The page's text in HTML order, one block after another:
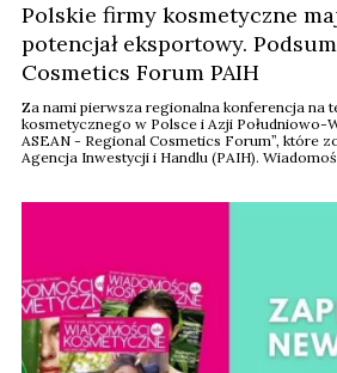
Polskie firmy kosmetyczne
potencjał eksportowy.
Cosmetics Forum PAIH
Za nami pierwsza regionalna konferencja na
kosmetycznego w Polsce i Azji Południowo-
ASEAN - Regional Cosmetics Forum”, które
Agencja Inwestycji i Handlu (PAIH).